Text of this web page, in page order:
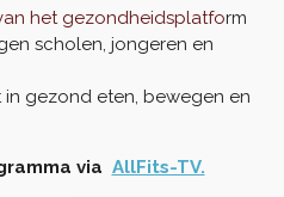
het gezondheidsplatform
scholen, jongeren en
gezond eten, bewegen en
via AllFits-TV.